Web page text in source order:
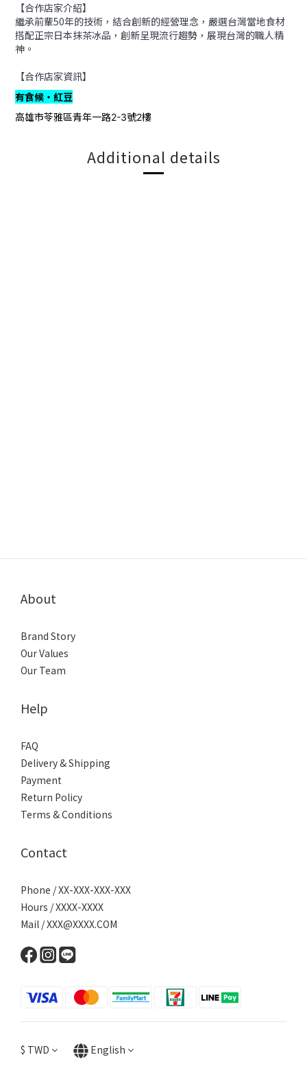
【合作店家介紹】
繼承前輩50年的技術，結合創新的經營理念，嚴選台灣當地食材
搭配正宗日本抹茶冰品，創新呈現流行趨勢，展現台灣的職人精
神。
【合作店家資訊】
有食候・紅豆
高雄市苓雅區青年一路2-3號2樓
Additional details
About
Brand Story
Our Values
Our Team
Help
FAQ
Delivery & Shipping
Payment
Return Policy
Terms & Conditions
Contact
Phone / XX-XXX-XXX-XXX
Hours / XXXX-XXXX
Mail / XXX@XXXX.COM
$ TWD English